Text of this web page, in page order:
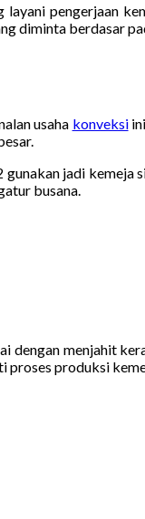
pengerjaan
diminta berdasar
usaha konveksi
jadi kemeja
busana.
menjahit
proses produksi